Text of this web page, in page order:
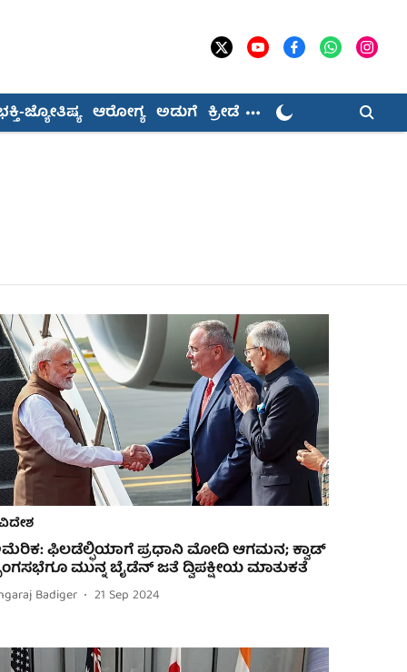
ಜ್ಯೋತಿಷ್ಯ ಆರೋಗ್ಯ ಅಡುಗೆ ಕ್ರೀಡೆ
ಫಿಲಡೆಲ್ಫಿಯಾಗೆ ಪ್ರಧಾನಿ ಮೋದಿ ಆಗಮನ; ಕ್ವಾಡ್
ಮುನ್ನ ಬೈಡೆನ್ ಜತೆ ದ್ವಿಪಕ್ಷೀಯ ಮಾತುಕತೆ
Badiger 21 Sep 2024